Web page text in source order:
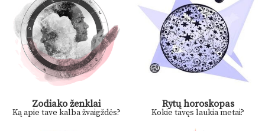
Zodiako ženklai
Ką apie tave kalba žvaigždės?
Rytų horoskopas
Kokie tavęs laukia metai?